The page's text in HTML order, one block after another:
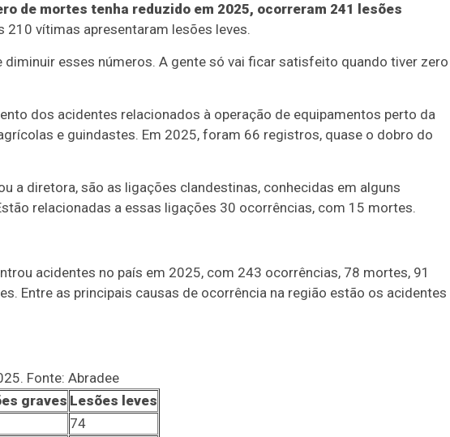
de mortes tenha reduzido em 2025, ocorreram 241 lesões
210 vítimas apresentaram lesões leves.
diminuir esses números. A gente só vai ficar satisfeito quando tiver zero
dos acidentes relacionados à operação de equipamentos perto da
e guindastes. Em 2025, foram 66 registros, quase o dobro do
a diretora, são as ligações clandestinas, conhecidas em alguns
relacionadas a essas ligações 30 ocorrências, com 15 mortes.
acidentes no país em 2025, com 243 ocorrências, 78 mortes, 91
Entre as principais causas de ocorrência na região estão os acidentes
Fonte: Abradee
graves Lesões leves
74